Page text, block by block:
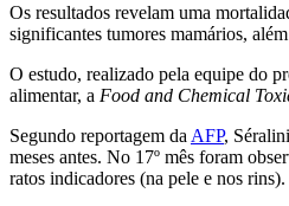
Os resultados revelam uma
significantes tumores mamários,
O estudo, realizado pela equipe do
alimentar, a Food and Chemical
Segundo reportagem da AFP,
meses antes. No 17º mês foram
ratos indicadores (na pele e nos